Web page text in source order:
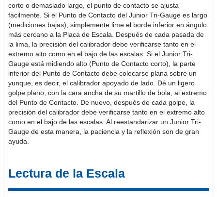
corto o demasiado largo, el punto de contacto se ajusta
fácilmente. Si el Punto de Contacto del Junior Tri-Gauge es largo
(mediciones bajas), simplemente lime el borde inferior en ángulo
más cercano a la Placa de Escala. Después de cada pasada de
la lima, la precisión del calibrador debe verificarse tanto en el
extremo alto como en el bajo de las escalas. Si el Junior Tri-
Gauge está midiendo alto (Punto de Contacto corto), la parte
inferior del Punto de Contacto debe colocarse plana sobre un
yunque, es decir, el calibrador apoyado de lado. Dé un ligero
golpe plano, con la cara ancha de su martillo de bola, al extremo
del Punto de Contacto. De nuevo, después de cada golpe, la
precisión del calibrador debe verificarse tanto en el extremo alto
como en el bajo de las escalas. Al reestandarizar un Junior Tri-
Gauge de esta manera, la paciencia y la reflexión son de gran
ayuda.
Lectura de la Escala